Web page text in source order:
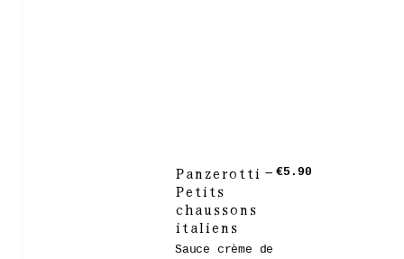
Panzerotti –
Petits
chaussons
italiens
Sauce crème de
€5.90